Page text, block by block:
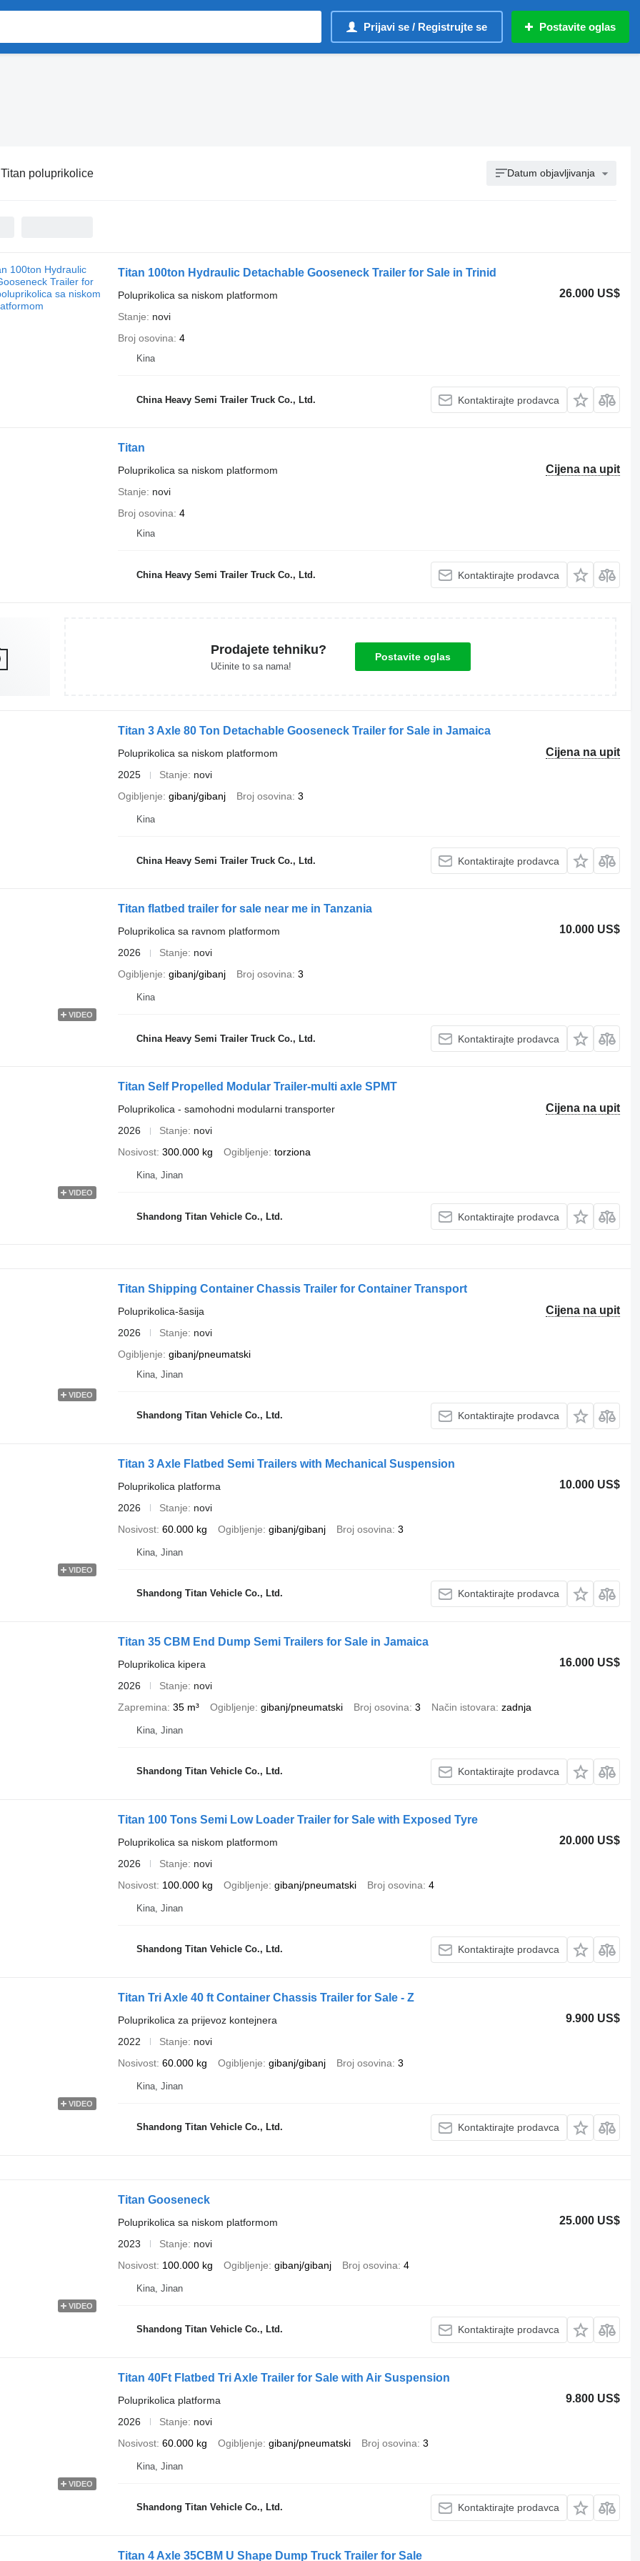
Prijavi se / Registrujte se Postavite oglas
Titan poluprikolice Datum objavljivanja
Titan 100ton Hydraulic Detachable Gooseneck Trailer for Sale in Trinid
26.000 US$
Poluprikolica sa niskom platformom
Stanje
novi
Broj osovina 4
Kina
China Heavy Semi Trailer Truck Co., Ltd. Kontaktirajte prodavca
Titan
Cijena na upit
Poluprikolica sa niskom platformom
Stanje
novi
Broj osovina 4
Kina
China Heavy Semi Trailer Truck Co., Ltd. Kontaktirajte prodavca
Prodajete tehniku?
Učinite to sa nama!
Postavite oglas
Titan 3 Axle 80 Ton Detachable Gooseneck Trailer for Sale in Jamaica
Cijena na upit
Poluprikolica sa niskom platformom
2025
Stanje
novi
Ogibljenje gibanj/gibanj Broj osovina 3
Kina
China Heavy Semi Trailer Truck Co., Ltd. Kontaktirajte prodavca
VIDEO
Titan flatbed trailer for sale near me in Tanzania
10.000 US$
Poluprikolica sa ravnom platformom
2026
Stanje
novi
Ogibljenje gibanj/gibanj Broj osovina 3
Kina
China Heavy Semi Trailer Truck Co., Ltd. Kontaktirajte prodavca
VIDEO
Titan Self Propelled Modular Trailer-multi axle SPMT
Cijena na upit
Poluprikolica - samohodni modularni transporter
2026
Stanje
novi
Nosivost 300.000 kg Ogibljenje torziona
Kina, Jinan
Shandong Titan Vehicle Co., Ltd. Kontaktirajte prodavca
VIDEO
Titan Shipping Container Chassis Trailer for Container Transport
Cijena na upit
Poluprikolica-šasija
2026
Stanje
novi
Ogibljenje gibanj/pneumatski
Kina, Jinan
Shandong Titan Vehicle Co., Ltd. Kontaktirajte prodavca
VIDEO
Titan 3 Axle Flatbed Semi Trailers with Mechanical Suspension
10.000 US$
Poluprikolica platforma
2026
Stanje
novi
Nosivost 60.000 kg Ogibljenje gibanj/gibanj Broj osovina 3
Kina, Jinan
Shandong Titan Vehicle Co., Ltd. Kontaktirajte prodavca
Titan 35 CBM End Dump Semi Trailers for Sale in Jamaica
16.000 US$
Poluprikolica kipera
2026
Stanje
novi
Zapremina 35 m³ Ogibljenje gibanj/pneumatski Broj osovina 3 Način istovara zadnja
Kina, Jinan
Shandong Titan Vehicle Co., Ltd. Kontaktirajte prodavca
Titan 100 Tons Semi Low Loader Trailer for Sale with Exposed Tyre
20.000 US$
Poluprikolica sa niskom platformom
2026
Stanje
novi
Nosivost 100.000 kg Ogibljenje gibanj/pneumatski Broj osovina 4
Kina, Jinan
Shandong Titan Vehicle Co., Ltd. Kontaktirajte prodavca
VIDEO
Titan Tri Axle 40 ft Container Chassis Trailer for Sale - Z
9.900 US$
Poluprikolica za prijevoz kontejnera
2022
Stanje
novi
Nosivost 60.000 kg Ogibljenje gibanj/gibanj Broj osovina 3
Kina, Jinan
Shandong Titan Vehicle Co., Ltd. Kontaktirajte prodavca
VIDEO
Titan Gooseneck
25.000 US$
Poluprikolica sa niskom platformom
2023
Stanje
novi
Nosivost 100.000 kg Ogibljenje gibanj/gibanj Broj osovina 4
Kina, Jinan
Shandong Titan Vehicle Co., Ltd. Kontaktirajte prodavca
VIDEO
Titan 40Ft Flatbed Tri Axle Trailer for Sale with Air Suspension
9.800 US$
Poluprikolica platforma
2026
Stanje
novi
Nosivost 60.000 kg Ogibljenje gibanj/pneumatski Broj osovina 3
Kina, Jinan
Shandong Titan Vehicle Co., Ltd. Kontaktirajte prodavca
Titan 4 Axle 35CBM U Shape Dump Truck Trailer for Sale